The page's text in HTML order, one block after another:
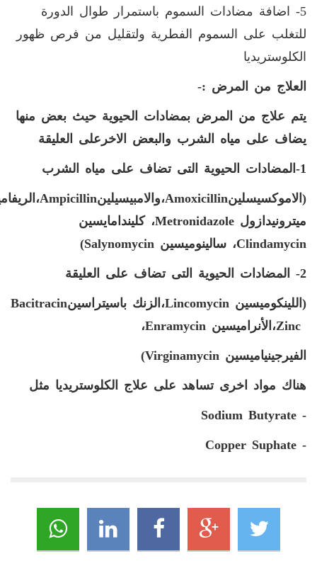
5- اضافة مضادات السموم باستمرار طوال الدورة
للتغلب على السموم الفطرية ولتقليل من فرص ظهور
الكلوستريديا
العلاج من المرض :-
يتم علاج من المرض بمضادات الحيوية حيث بعض منها
يضاف على مياه الشرب والبعض الاخرعلى العليقة
1-المضادات الحيوية التى تضاف على مياه الشرب
(الاموكسيسلينAmoxicillin،والامبيسيلينAmpicillin،الريفام
ميترونيدازول Metronidazole، كليندامايسين
Clindamycin، سالينوميسين Salynomycin
)
2- المضادات الحيوية التى تضاف على العليقة
(اللينكوميسين Lincomycin،الزنك باسيتراسينBacitracin
Zinc،الأنراميسين Enramycin،
الفيرجينياميسين Virginamycin
)
هناك مواد اخرى تساهد على علاج الكلوستريديا مثل
-
Sodium Butyrate
-
Copper Suphate